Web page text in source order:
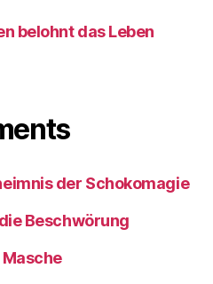
belohnt das Leben
der Schokomagie
die Beschwörung